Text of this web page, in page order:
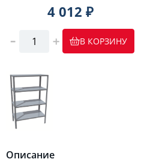
4 012 ₽
В КОРЗИНУ
Описание